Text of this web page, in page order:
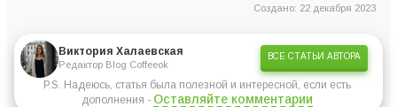
Создано: 22 декабря 2023
Виктория Халаевская
Редактор Blog Coffeeok
ВСЕ СТАТЬИ АВТОРА
P.S. Надеюсь, статья была полезной и интересной, если есть
дополнения - Оставляйте комментарии